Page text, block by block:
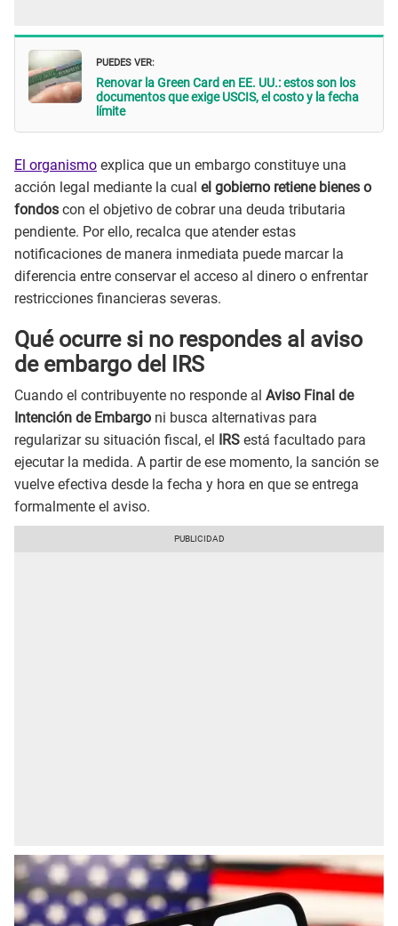
PUEDES VER:
Renovar la Green Card en EE. UU.: estos son los
documentos que exige USCIS, el costo y la fecha
límite
El organismo explica que un embargo constituye una
acción legal mediante la cual el gobierno retiene bienes o
fondos con el objetivo de cobrar una deuda tributaria
pendiente. Por ello, recalca que atender estas
notificaciones de manera inmediata puede marcar la
diferencia entre conservar el acceso al dinero o enfrentar
restricciones financieras severas.
Qué ocurre si no respondes al aviso
de embargo del IRS
Cuando el contribuyente no responde al Aviso Final de
Intención de Embargo ni busca alternativas para
regularizar su situación fiscal, el IRS está facultado para
ejecutar la medida. A partir de ese momento, la sanción se
vuelve efectiva desde la fecha y hora en que se entrega
formalmente el aviso.